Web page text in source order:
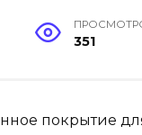
351
покрытие